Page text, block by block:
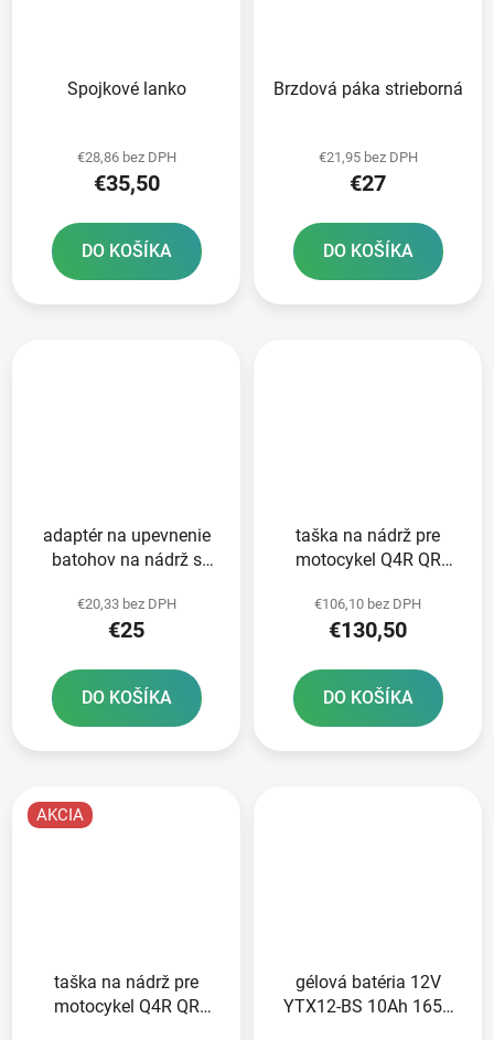
Spojkové lanko
€28,86 bez DPH
€35,50
DO KOŠÍKA
Brzdová páka strieborná
€21,95 bez DPH
€27
DO KOŠÍKA
adaptér na upevnenie
batohov na nádrž s
systémom OXFORD
caps pre motocykle
€20,33 bez DPH
€25
DO KOŠÍKA
taška na nádrž pre
motocykel Q4R QR
s rýchloupínacím
systémom pre uzávery
€106,10 bez DPH
€130,50
DO KOŠÍKA
AKCIA
taška na nádrž pre
motocykel Q4R QR
gélová batéria 12V
YTX12-BS 10Ah 165A